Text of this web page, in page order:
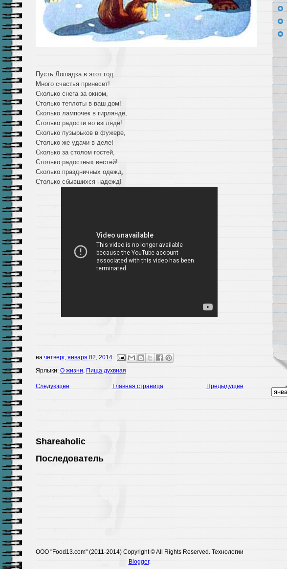
Пусть Лошадка в этот год
Много счастья принесет!
Сколько снега за окном,
Столько теплоты в ваш дом!
Сколько лампочек в гирлянде,
Столько радости во взгляде!
Сколько пузырьков в фужере,
Столько же удачи в деле!
Сколько за столом гостей,
Столько радостных вестей!
Сколько праздничных одежд,
Столько сбывшихся надежд!
на четверг, января 02, 2014
Ярлыки: О жизни, Пища духвная
Следующее Предыдущее
Главная страница
Shareaholic
Последователь
ООО "Food13.com" (2011-2014) Copyright © All Rights Reserved. Технологии
Blogger.